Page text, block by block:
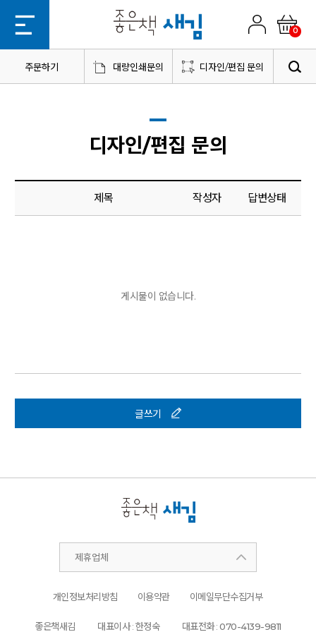
0
주문하기 대량인쇄문의 디자인/편집 문의
디자인/편집 문의
제목 작성자 답변상태
게시물이 없습니다.
글쓰기
제휴업체
개인정보처리방침 이용약관 이메일무단수집거부
좋은책새김 대표이사 : 한정숙 대표전화 :070-4139-9811